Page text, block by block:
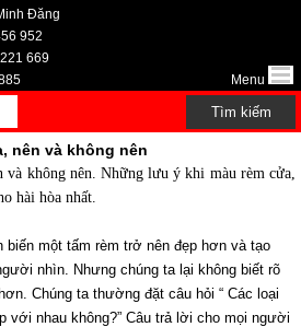
Đăng
952
669
Menu
nên và không nên
và không nên. Những lưu ý khi màu rèm cửa,
hài hòa nhất.
biến một tấm rèm trở nên đẹp hơn và tạo
nhìn. Nhưng chúng ta lại không biết rõ
Chúng ta thường đặt câu hỏi “ Các loại
nhau không?” Câu trả lời cho mọi người